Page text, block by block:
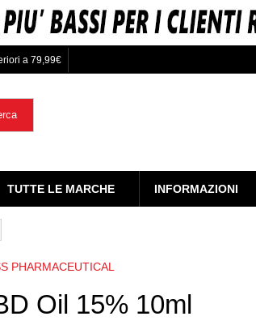
a 79,99€
TUTTE LE MARCHE INFORMAZIONI
PHARMACEUTICAL
Oil 15% 10ml